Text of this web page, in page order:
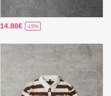
14.86€ -15%